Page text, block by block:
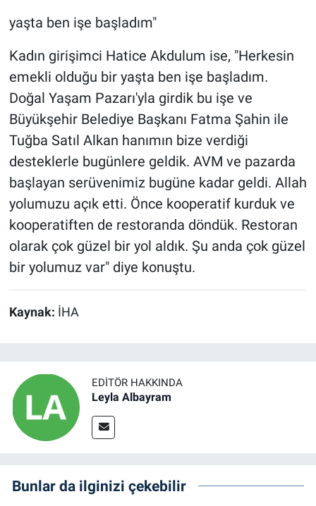
yaşta ben işe başladım"
Kadın girişimci Hatice Akdulum ise, "Herkesin
emekli olduğu bir yaşta ben işe başladım.
Doğal Yaşam Pazarı'yla girdik bu işe ve
Büyükşehir Belediye Başkanı Fatma Şahin ile
Tuğba Satıl Alkan hanımın bize verdiği
desteklerle bugünlere geldik. AVM ve pazarda
başlayan serüvenimiz bugüne kadar geldi. Allah
yolumuzu açık etti. Önce kooperatif kurduk ve
kooperatiften de restoranda döndük. Restoran
olarak çok güzel bir yol aldık. Şu anda çok güzel
bir yolumuz var" diye konuştu.
Kaynak: İHA
EDITÖR HAKKINDA
Leyla Albayram
Bunlar da ilginizi çekebilir